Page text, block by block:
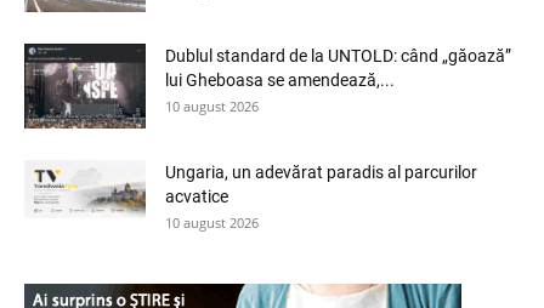
Dublul standard de la UNTOLD: când „găoază”
lui Gheboasa se amendează,...
10 august 2026
Ungaria, un adevărat paradis al parcurilor
acvatice
10 august 2026